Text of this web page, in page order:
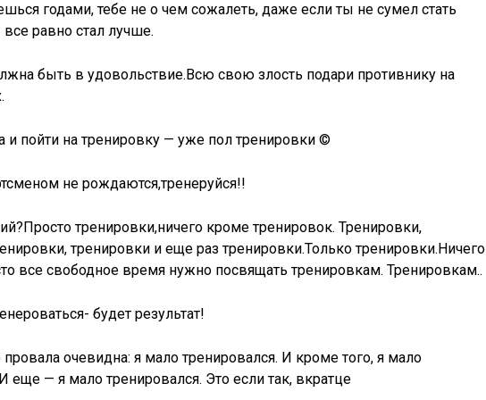
годами, тебе не о чем сожалеть, даже если ты не сумел стать
равно стал лучше.
быть в удовольствие.Всю свою злость подари противнику на
и пойти на тренировку — уже пол тренировки ©
не рождаются,тренеруйся!!
тренировки,ничего кроме тренировок. Тренировки,
тренировки и еще раз тренировки.Только тренировки.Ничего
все свободное время нужно посвящать тренировкам. Тренировкам..
будет результат!
очевидна: я мало тренировался. И кроме того, я мало
еще — я мало тренировался. Это если так, вкратце